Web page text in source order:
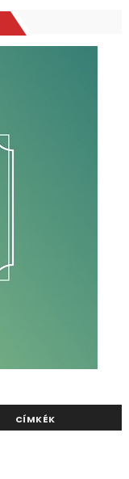
CÍMKÉK